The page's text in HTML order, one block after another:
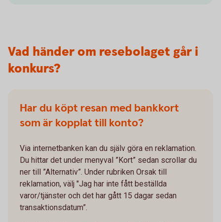
Vad händer om resebolaget går i
konkurs?
Har du köpt resan med bankkort
som är kopplat till konto?
Via internetbanken kan du själv göra en reklamation.
Du hittar det under menyval ”Kort” sedan scrollar du
ner till ”Alternativ”. Under rubriken Orsak till
reklamation, välj "Jag har inte fått beställda
varor/tjänster och det har gått 15 dagar sedan
transaktionsdatum”.